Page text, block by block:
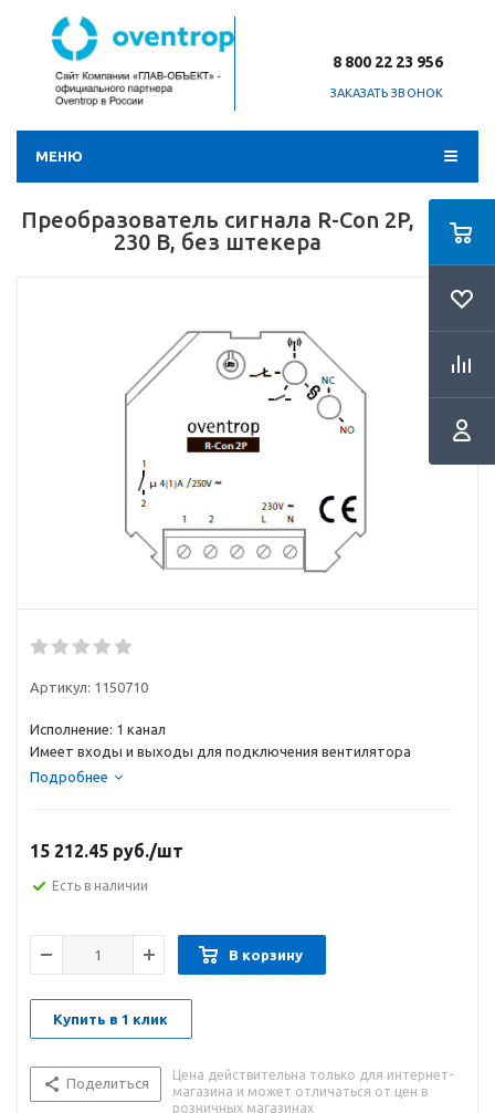
8 800 22 23 956
ЗАКАЗАТЬ ЗВОНОК
МЕНЮ
Преобразователь сигнала R-Con 2P,
230 В, без штекера
Артикул: 1150710
Исполнение: 1 канал
Имеет входы и выходы для подключения вентилятора
Подробнее
15 212.45 руб./шт
Есть в наличии
В корзину
Купить в 1 клик
Поделиться
Цена действительна только для интернет-
магазина и может отличаться от цен в
розничных магазинах